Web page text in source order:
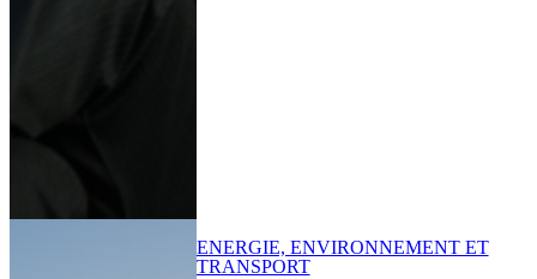
ENERGIE, ENVIRONNEMENT ET
TRANSPORT